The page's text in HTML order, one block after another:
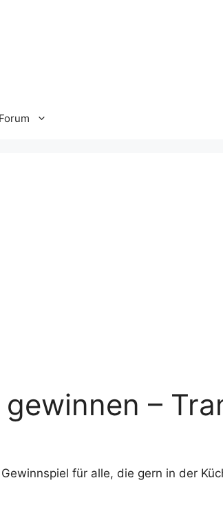
Forum
–
für alle, die gern in der